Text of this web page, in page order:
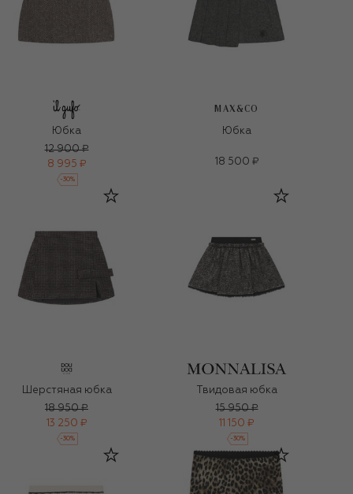
Юбка
12 900 ₽
8 995 ₽
-30%
MAX&CO
Юбка
18 500 ₽
Шерстяная юбка
18 950 ₽
13 250 ₽
-30%
Твидовая юбка
15 950 ₽
11 150 ₽
-30%